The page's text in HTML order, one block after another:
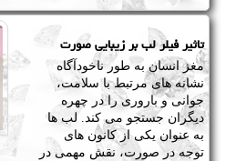
تاثیر فیلر لب بر زیبایی صورت
مغز انسان به طور ناخودآگاه
نشانه های مرتبط با سلامت،
جوانی و باروری را در چهره
دیگران جستجو می کند. لب ها
به عنوان یکی از کانون های
توجه در صورت، نقش مهمی در